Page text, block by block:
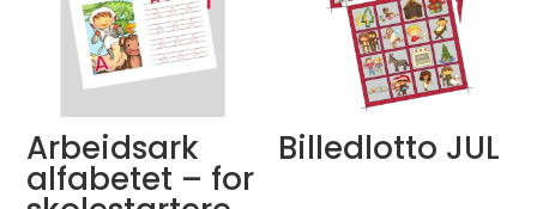
Arbeidsark
alfabetet – for
Billedlotto JUL